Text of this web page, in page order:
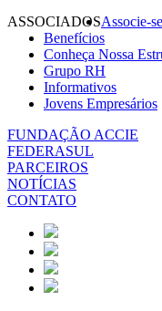
ASSOCIADOSAssocie-se
Benefícios
Conheça Nossa
Grupo RH
Informativos
Jovens Empresários
FUNDAÇÃO ACCIE
FEDERASUL
PARCEIROS
NOTÍCIAS
CONTATO